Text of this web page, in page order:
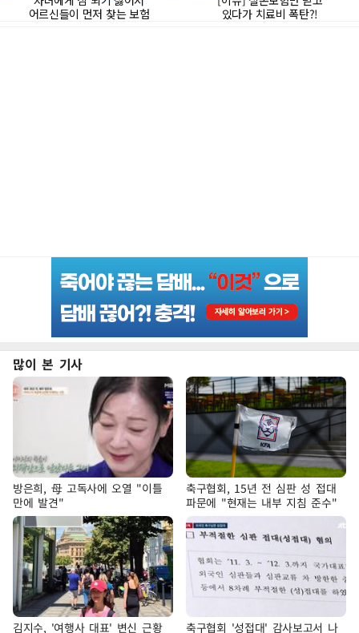
많이 본 기사
방은희, 母 고독사에 오열 "이틀
만에 발견"
축구협회, 15년 전 심판 성 접대
파문에 "현재는 내부 지침 준수"
김지수, '여행사 대표' 변신 근황 축구협회 '성접대' 감사보고서 나